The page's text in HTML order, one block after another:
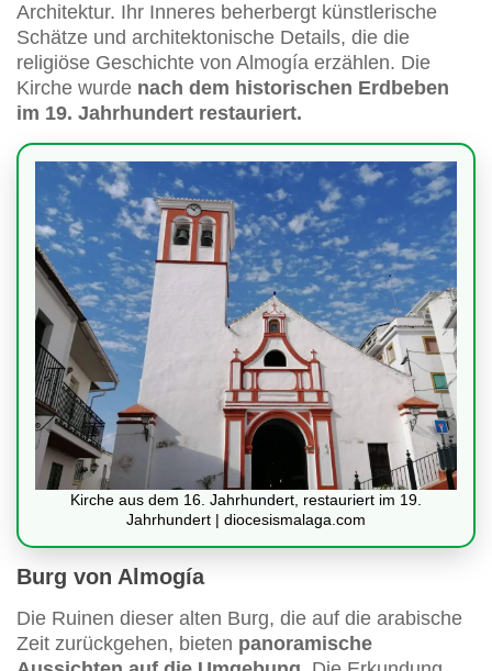
Architektur. Ihr Inneres beherbergt künstlerische
Schätze und architektonische Details, die die
religiöse Geschichte von Almogía erzählen. Die
Kirche wurde nach dem historischen Erdbeben
im 19. Jahrhundert restauriert.
Kirche aus dem 16. Jahrhundert, restauriert im 19.
Jahrhundert | diocesismalaga.com
Burg von Almogía
Die Ruinen dieser alten Burg, die auf die arabische
Zeit zurückgehen, bieten panoramische